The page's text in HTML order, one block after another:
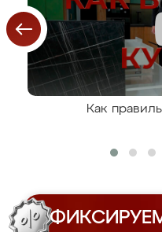
Как